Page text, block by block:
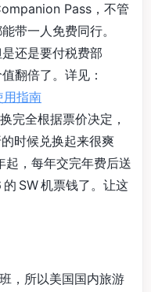
Pass，不管
带一人免费同行。
是还是要付税费部
翻倍了。详见：
用指南
完全根据票价决定，
时候兑换起来很爽
起，每年交完年费后送
SW 机票钱了。让这
，所以美国国内旅游